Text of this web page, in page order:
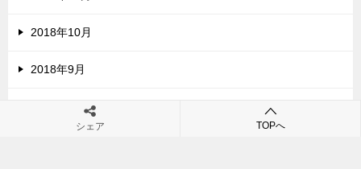
2018年10月
2018年9月
2018年8月
シェア TOPへ